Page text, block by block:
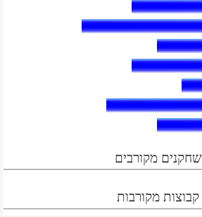
שחקנים מקורבים
קבוצות מקורבות